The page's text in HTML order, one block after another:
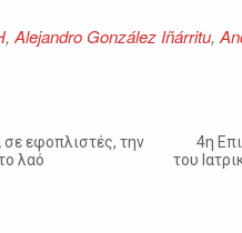
, Alejandro González Iñárritu,
εφοπλιστές, την
λαό
4η
του